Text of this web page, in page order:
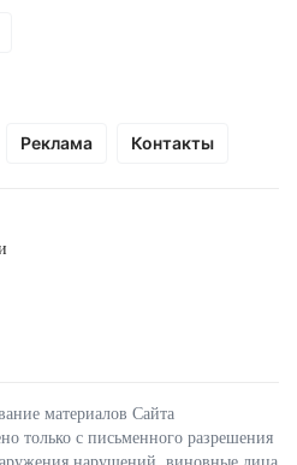
Реклама Контакты
материалов Сайта
только с письменного разрешения